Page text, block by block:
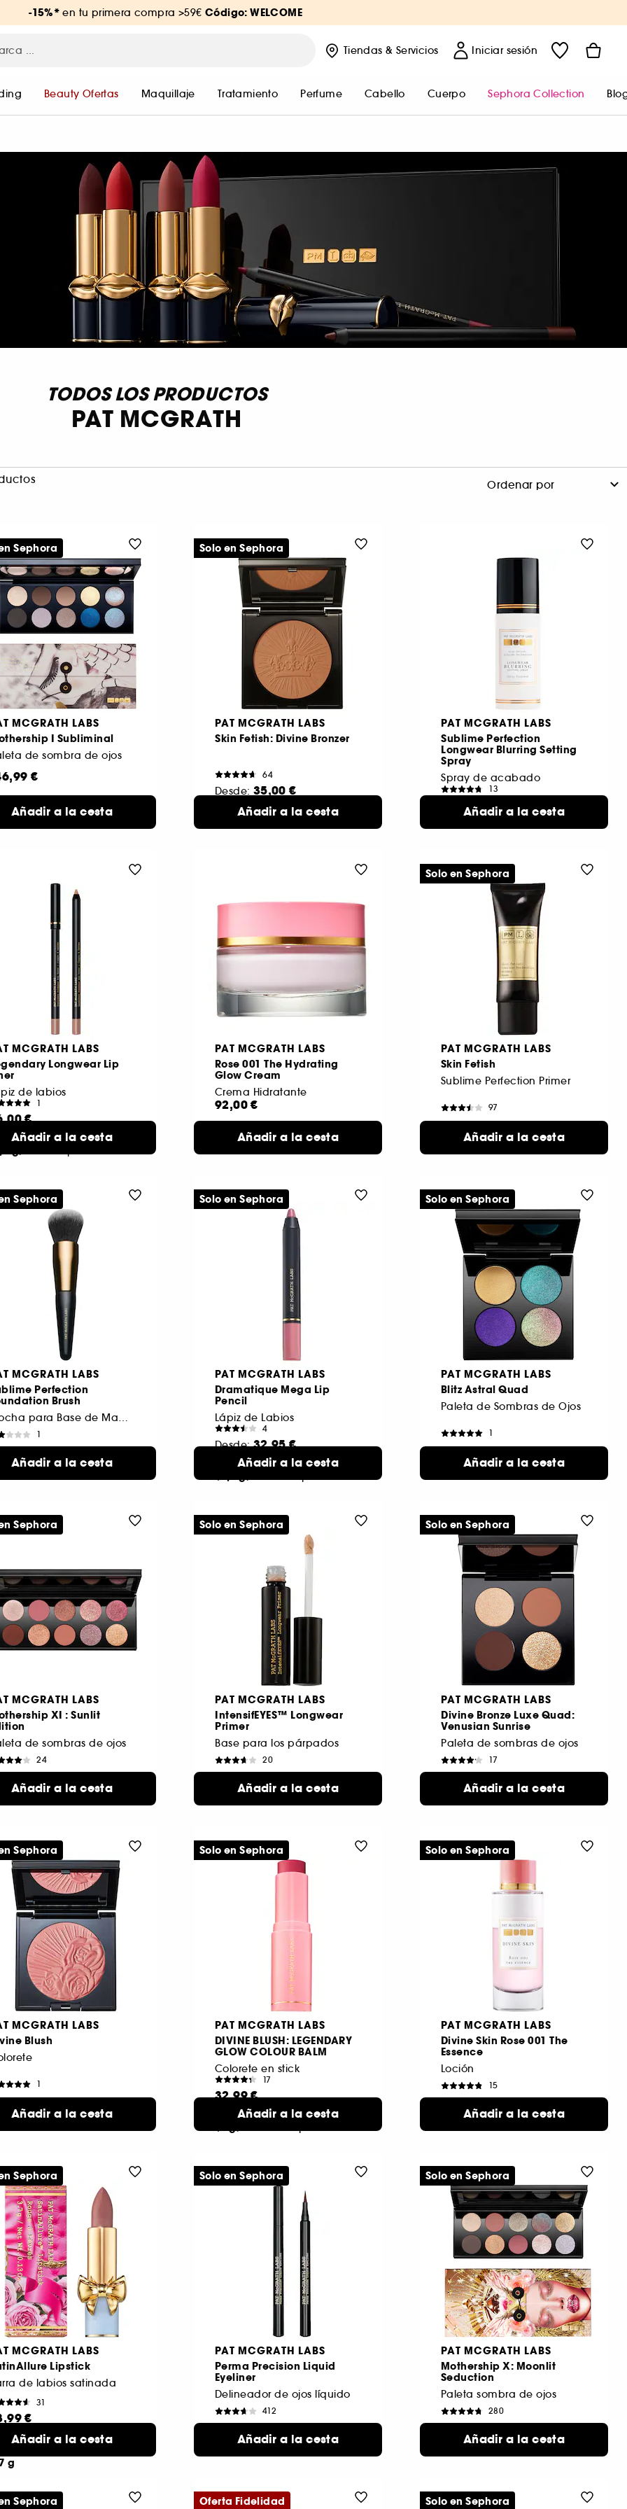
-15%* en tu primera compra >59€ Código: WELCOME
Tiendas & Servicios Iniciar sesión
Beauty Ofertas Maquillaje Tratamiento Perfume Cabello Cuerpo Sephora Collection
TODOS LOS PRODUCTOS
PAT MCGRATH
MCGRATH LABS
I Subliminal
de sombra de ojos
€
Añadir a la cesta
Sephora
PAT MCGRATH LABS
Skin Fetish: Divine Bronzer
64
Desde: 35,00 €
Desert Glow
8 tonos
Añadir a la cesta
Solo en Sephora
PAT MCGRATH LABS
Sublime Perfection
Longwear Blurring Setting
Spray
Spray de acabado
13
48,00 €
Añadir a la cesta
MCGRATH LABS
Longwear Lip
de labios
1
€
g)
19 tonos
Añadir a la cesta
PAT MCGRATH LABS
Rose 001 The Hydrating
Glow Cream
Crema Hidratante
92,00 €
Añadir a la cesta
PAT MCGRATH LABS
Skin Fetish
Sublime Perfection Primer
97
56,00 €
Añadir a la cesta
Solo en Sephora
MCGRATH LABS
Perfection
Brush
Brocha para Base de Maquillaje
1
€
Añadir a la cesta
Sephora
PAT MCGRATH LABS
Dramatique Mega Lip
Pencil
Lápiz de Labios
4
Desde:32,95 €
Divine Rose
(2,4 g)
11 tonos
Añadir a la cesta
Solo en Sephora
PAT MCGRATH LABS
Blitz Astral Quad
Paleta de Sombras de Ojos
1
73,99 €
Añadir a la cesta
Solo en Sephora
MCGRATH LABS
XI : Sunlit
de sombras de ojos
24
€
Añadir a la cesta
Sephora
PAT MCGRATH LABS
IntensifEYES™ Longwear
Primer
Base para los párpados
20
34,99 €
Añadir a la cesta
Solo en Sephora
PAT MCGRATH LABS
Divine Bronze Luxe Quad:
Venusian Sunrise
Paleta de sombras de ojos
17
70,99 €
Añadir a la cesta
Solo en Sephora
MCGRATH LABS
Blush
1
€
Añadir a la cesta
Sephora
PAT MCGRATH LABS
DIVINE BLUSH: LEGENDARY
GLOW COLOUR BALM
Colorete en stick
17
32,99 €
Fleurotique
(7 g)
9 tonos
Añadir a la cesta
Solo en Sephora
PAT MCGRATH LABS
Divine Skin Rose 001 The
Essence
Loción
15
98,99 €
Añadir a la cesta
Solo en Sephora
MCGRATH LABS
Lipstick
de labios satinada
31
€
g
10 tonos
Añadir a la cesta
Sephora
PAT MCGRATH LABS
Perma Precision Liquid
Eyeliner
Delineador de ojos líquido
412
41,99 €
Añadir a la cesta
Solo en Sephora
PAT MCGRATH LABS
Mothership X: Moonlit
Seduction
Paleta sombra de ojos
280
139,99 €
Añadir a la cesta
Solo en Sephora
Sephora Oferta Fidelidad Solo en Sephora